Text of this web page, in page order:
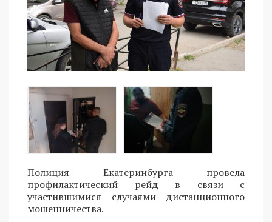
Полиция Екатеринбурга провела
профилактический рейд в связи с
участившимися случаями дистанционного
мошенничества.